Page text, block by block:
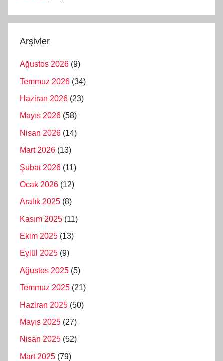
Arşivler
Ağustos 2026 (9)
Temmuz 2026 (34)
Haziran 2026 (23)
Mayıs 2026 (58)
Nisan 2026 (14)
Mart 2026 (13)
Şubat 2026 (11)
Ocak 2026 (12)
Aralık 2025 (8)
Kasım 2025 (11)
Ekim 2025 (13)
Eylül 2025 (9)
Ağustos 2025 (5)
Temmuz 2025 (21)
Haziran 2025 (50)
Mayıs 2025 (27)
Nisan 2025 (52)
Mart 2025 (79)